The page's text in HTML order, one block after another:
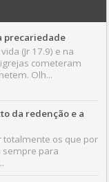
precariedade
(Jr 17.9) e na
igrejas cometeram
Olh...
da redenção e a
totalmente os que por
sempre para